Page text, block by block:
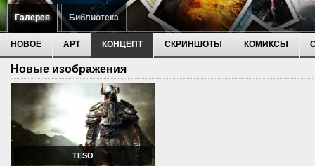
Галерея Библиотека
НОВОЕ АРТ КОНЦЕПТ СКРИНШОТЫ КОМИКСЫ
Новые изображения
TESO